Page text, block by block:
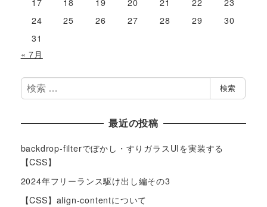
17
18 19 20 21 22
23
24
25 26 27 28 29
30
31
« 7月
検
索
検索
最近の投稿
backdrop-filterでぼかし・すりガラスUIを実装する
【CSS】
2024年フリーランス駆け出し編その3
【CSS】align-contentについて